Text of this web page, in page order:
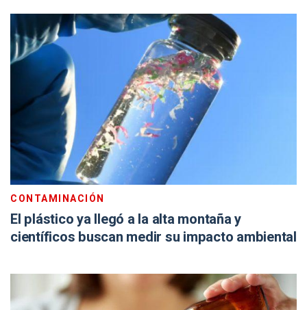
CONTAMINACIÓN
El plástico ya llegó a la alta montaña y
científicos buscan medir su impacto ambiental